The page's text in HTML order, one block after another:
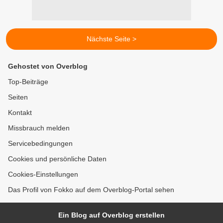
Nächste Seite >
Gehostet von Overblog
Top-Beiträge
Seiten
Kontakt
Missbrauch melden
Servicebedingungen
Cookies und persönliche Daten
Cookies-Einstellungen
Das Profil von Fokko auf dem Overblog-Portal sehen
Ein Blog auf Overblog erstellen